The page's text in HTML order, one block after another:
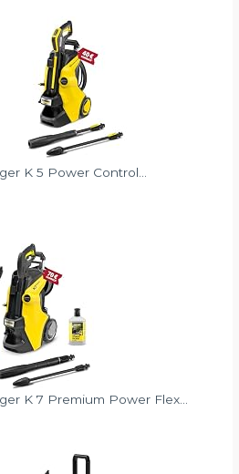
K 5 Power Control...
K 7 Premium Power Flex...